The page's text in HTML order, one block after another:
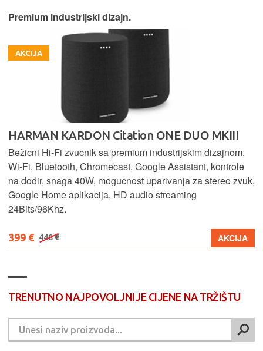
Premium industrijski dizajn.
AKCIJA
HARMAN KARDON Citation ONE DUO MKIII
Bežicni Hi-Fi zvucnik sa premium industrijskim dizajnom,
Wi-Fi, Bluetooth, Chromecast, Google Assistant, kontrole
na dodir, snaga 40W, mogucnost uparivanja za stereo zvuk,
Google Home aplikacija, HD audio streaming
24Bits/96Khz.
399 € 448 € AKCIJA
TRENUTNO NAJPOVOLJNIJE CIJENE NA TRŽIŠTU